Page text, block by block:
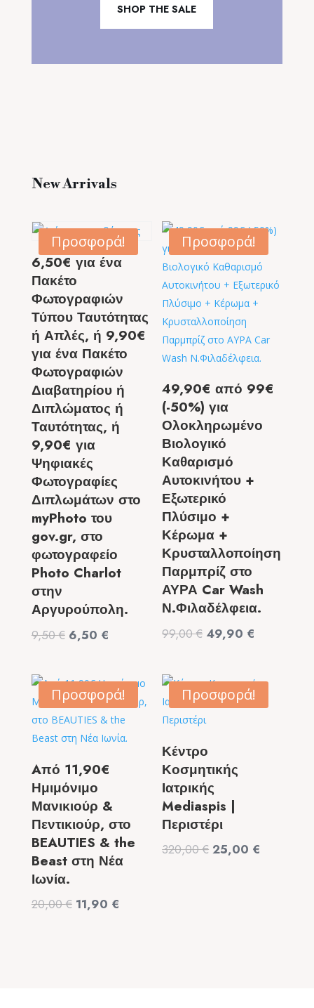
SHOP THE SALE
New Arrivals
Προσφορά!
6,50€ για ένα
Πακέτο
Φωτογραφιών
Τύπου Ταυτότητας
ή Απλές, ή 9,90€
για ένα Πακέτο
Φωτογραφιών
Διαβατηρίου ή
Διπλώματος ή
Ταυτότητας, ή
9,90€ για
Ψηφιακές
Φωτογραφίες
Διπλωμάτων στο
myPhoto του
gov.gr, στο
φωτογραφείο
Photo Charlot
στην
Αργυρούπολη.
9,50€ Original
9,50 €.
6,50 €
είναι:
6,50 €.
Προσφορά!
49,90€ από 99€
(-50%) για
Ολοκληρωμένο
Βιολογικό
Καθαρισμό
Αυτοκινήτου +
Εξωτερικό
Πλύσιμο +
Κέρωμα +
Κρυσταλλοποίηση
Παρμπρίζ στο
ΑΥΡΑ Car Wash
Ν.Φιλαδέλφεια.
99,00€ Original
99,00 €.
49,90 €
49,90 €.
Προσφορά!
Aπό 11,90€
Ημιμόνιμο
Μανικιούρ &
Πεντικιούρ, στο
BEAUTIES & the
Beast στη Νέα
Ιωνία.
20,00€ Original
11,90 €
Προσφορά!
Κέντρο
Κοσμητικής
Ιατρικής
Mediaspis |
Περιστέρι
320,00€ Original
25,00 €